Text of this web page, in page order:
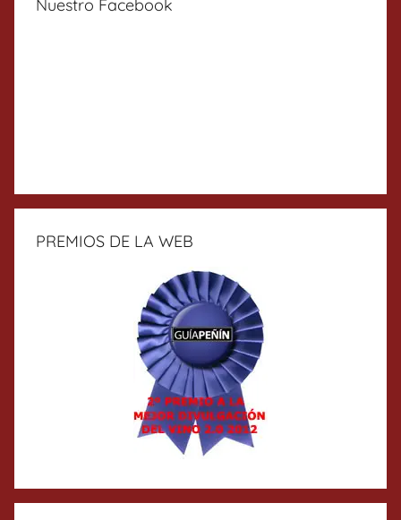
Nuestro Facebook
PREMIOS DE LA WEB